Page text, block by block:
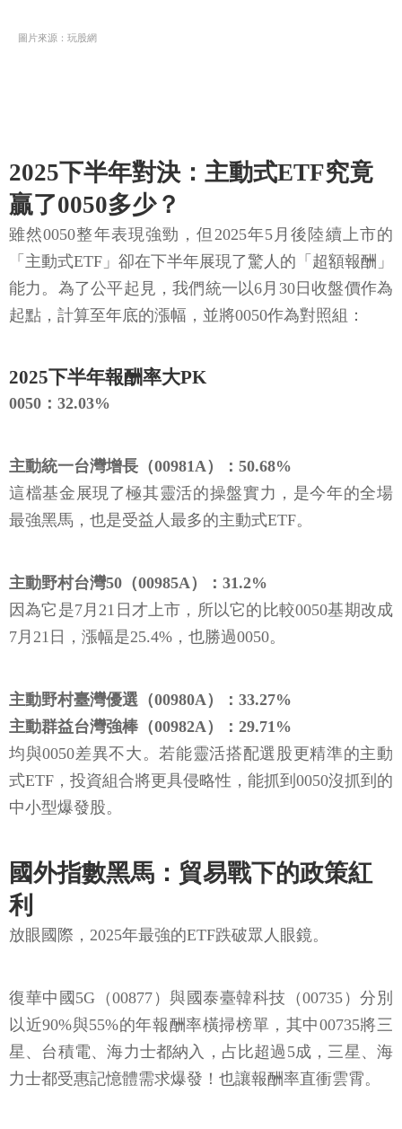
圖片來源：玩股網
2025下半年對決：主動式ETF究竟
贏了0050多少？
雖然0050整年表現強勁，但2025年5月後陸續上市的
「主動式ETF」卻在下半年展現了驚人的「超額報酬」
能力。為了公平起見，我們統一以6月30日收盤價作為
起點，計算至年底的漲幅，並將0050作為對照組：
2025下半年報酬率大PK
0050：32.03%
主動統一台灣增長（00981A）：50.68%
這檔基金展現了極其靈活的操盤實力，是今年的全場
最強黑馬，也是受益人最多的主動式ETF。
主動野村台灣50（00985A）：31.2%
因為它是7月21日才上市，所以它的比較0050基期改成
7月21日，漲幅是25.4%，也勝過0050。
主動野村臺灣優選（00980A）：33.27%
主動群益台灣強棒（00982A）：29.71%
均與0050差異不大。若能靈活搭配選股更精準的主動
式ETF，投資組合將更具侵略性，能抓到0050沒抓到的
中小型爆發股。
國外指數黑馬：貿易戰下的政策紅
利
放眼國際，2025年最強的ETF跌破眾人眼鏡。
復華中國5G（00877）與國泰臺韓科技（00735）分別
以近90%與55%的年報酬率橫掃榜單，其中00735將三
星、台積電、海力士都納入，占比超過5成，三星、海
力士都受惠記憶體需求爆發！也讓報酬率直衝雲霄。